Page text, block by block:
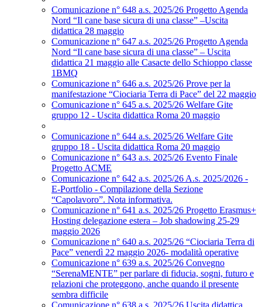
Comunicazione n° 648 a.s. 2025/26 Progetto Agenda
Nord “Il cane base sicura di una classe” –Uscita
didattica 28 maggio
Comunicazione n° 647 a.s. 2025/26 Progetto Agenda
Nord “Il cane base sicura di una classe” – Uscita
didattica 21 maggio alle Casacte dello Schioppo classe
1BMQ
Comunicazione n° 646 a.s. 2025/26 Prove per la
manifestazione “Ciociaria Terra di Pace” del 22 maggio
Comunicazione n° 645 a.s. 2025/26 Welfare Gite
gruppo 12 - Uscita didattica Roma 20 maggio
Comunicazione n° 644 a.s. 2025/26 Welfare Gite
gruppo 18 - Uscita didattica Roma 20 maggio
Comunicazione n° 643 a.s. 2025/26 Evento Finale
Progetto ACME
Comunicazione n° 642 a.s. 2025/26 A.s. 2025/2026 -
E-Portfolio - Compilazione della Sezione
“Capolavoro”. Nota informativa.
Comunicazione n° 641 a.s. 2025/26 Progetto Erasmus+
Hosting delegazione estera – Job shadowing 25-29
maggio 2026
Comunicazione n° 640 a.s. 2025/26 “Ciociaria Terra di
Pace” venerdì 22 maggio 2026- modalità operative
Comunicazione n° 639 a.s. 2025/26 Convegno
“SerenaMENTE” per parlare di fiducia, sogni, futuro e
relazioni che proteggono, anche quando il presente
sembra difficile